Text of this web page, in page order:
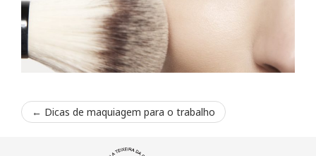
← Dicas de maquiagem para o trabalho